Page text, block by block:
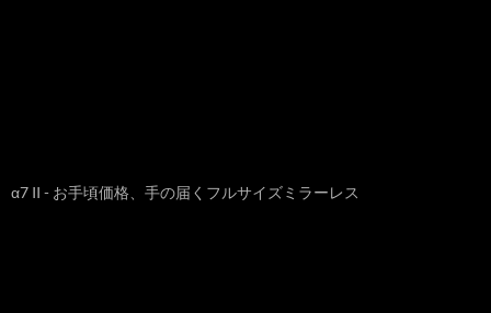
α7 II - お手頃価格、手の届くフルサイズミラーレス